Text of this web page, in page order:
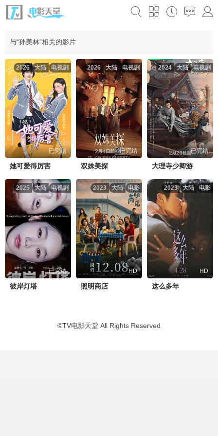
与“孙美林”相关的影片
电视剧
大陆
2026
已完结
她可爱得厉害
电视剧
大陆
2026
已完结
双姝美探
电视剧
大陆
2024
已完结
大理寺少卿游
电视剧
大陆
2025
已完结
彼岸灯塔
电影
大陆
2023
HD
照明商店
电影
大陆
2023
HD
这么多年
©TV电影天堂 All Rights Reserved